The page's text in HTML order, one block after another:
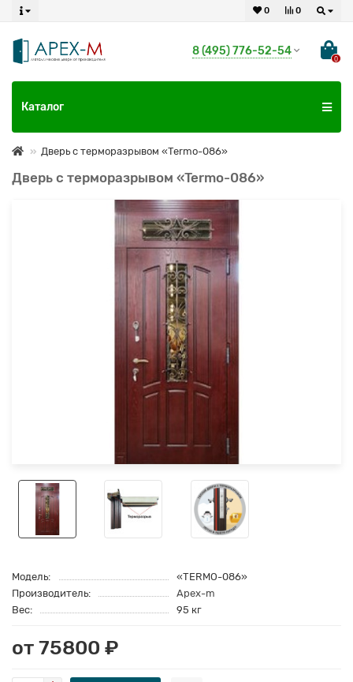
0
0
8 (495) 776-52-54
0
Каталог
Дверь с терморазрывом «Termo-086»
Дверь с терморазрывом «Termo-086»
Модель:
«TERMO-086»
Производитель:
Apex-m
Вес:
95 кг
от 75800 ₽